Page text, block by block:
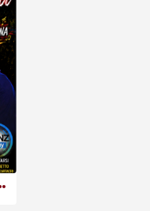
continua